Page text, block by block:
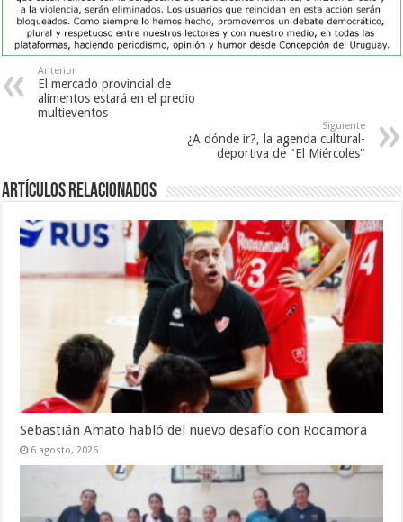
Anterior
El mercado provincial de
alimentos estará en el predio
multieventos
Siguiente
¿A dónde ir?, la agenda cultural-
deportiva de "El Miércoles"
Artículos Relacionados
Sebastián Amato habló del nuevo desafío con Rocamora
6 agosto, 2026